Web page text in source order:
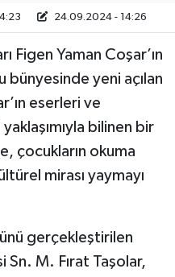
24.09.2024 - 14:26
Figen Yaman Coşar’ın
bünyesinde yeni açılan
eserleri ve
bilinen bir
çocukların okuma
mirası yaymayı
gerçekleştirilen
Sn. M. Fırat Taşolar,